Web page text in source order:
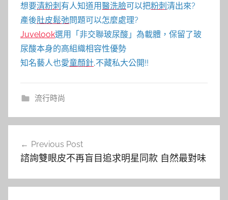
想要清粉刺 有人知道用醫洗臉可以把粉刺 清出來?
產後肚皮鬆弛問題可以怎麼處理?
Juvelook選用「非交聯玻尿酸」為載體，保留了玻
尿酸本身的高組織相容性優勢
知名藝人也愛童顏針,不藏私大公開!!
流行時尚
章
覽
Previous Post
諮詢雙眼皮不再盲目追求明星同款 自然最對味